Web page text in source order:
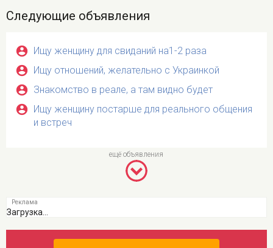
Следующие объявления
Ищу женщину для свиданий на1-2 раза
Ищу отношений, желательно с Украинкой
Знакомство в реале, а там видно будет
Ищу женщину постарше для реального общения
и встреч
Загрузка...